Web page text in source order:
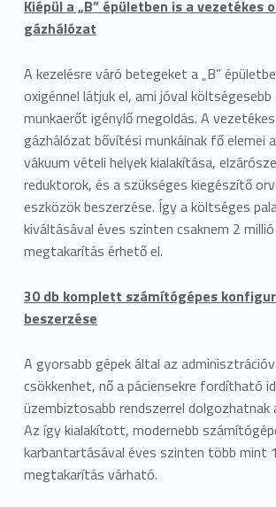
Kiépül a „B” épületben is a vezetékes
gázhálózat
A kezelésre váró betegeket a „B”
oxigénnel látjuk el, ami jóval
munkaerőt igénylő megoldás. A
gázhálózat bővítési munkáinak fő elemei
vákuum vételi helyek kialakítása,
reduktorok, és a szükséges kiegészítő
eszközök beszerzése. Így a költséges
kiváltásával éves szinten csaknem 2
megtakarítás érhető el.
30 db komplett számítógépes
beszerzése
A gyorsabb gépek által az
csökkenhet, nő a páciensekre fordítható
üzembiztosabb rendszerrel dolgozhatnak
Az így kialakított, modernebb
karbantartásával éves szinten több mint
megtakarítás várható.